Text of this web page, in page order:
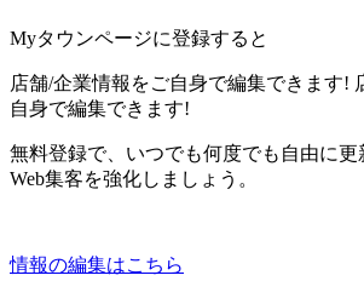
Myタウンページに登録すると
店舗/企業情報をご自身で編集できます!
自身で編集できます!
無料登録で、いつでも何度でも自由に更
Web集客を強化しましょう。
情報の編集はこちら